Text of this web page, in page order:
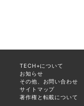
TECH+について
お知らせ
その他、お問い合わせ
サイトマップ
著作権と転載について